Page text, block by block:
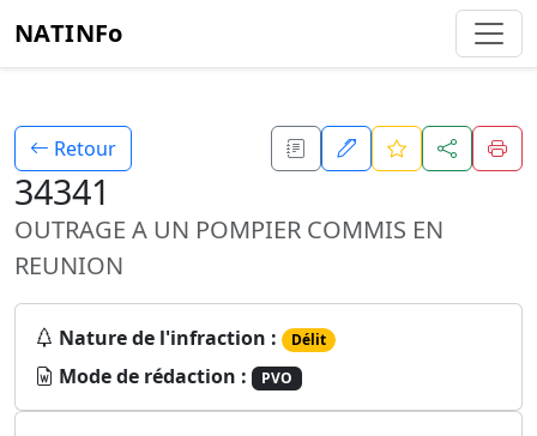
NATINFo
Retour
34341
OUTRAGE A UN POMPIER COMMIS EN
REUNION
Nature de l'infraction : Délit
Mode de rédaction : PVO